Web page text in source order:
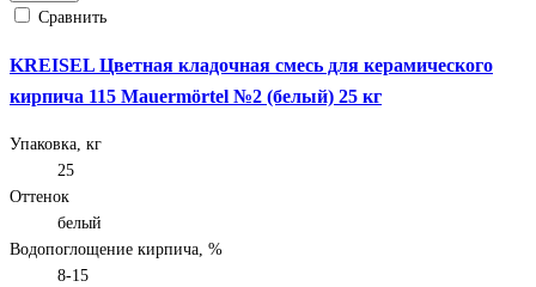
Сравнить
KREISEL Цветная кладочная смесь для керамического
кирпича 115 Mauermörtel №2 (белый) 25 кг
Упаковка, кг
25
Оттенок
белый
Водопоглощение кирпича, %
8-15